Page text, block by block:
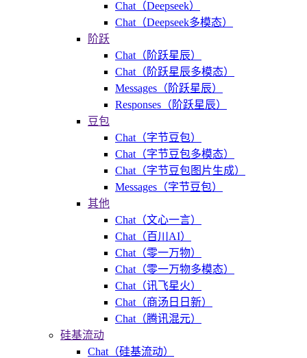
Chat（Deepseek）
Chat（Deepseek多模态）
阶跃
Chat（阶跃星辰）
Chat（阶跃星辰多模态）
Messages（阶跃星辰）
Responses（阶跃星辰）
豆包
Chat（字节豆包）
Chat（字节豆包多模态）
Chat（字节豆包图片生成）
Messages（字节豆包）
其他
Chat（文心一言）
Chat（百川AI）
Chat（零一万物）
Chat（零一万物多模态）
Chat（讯飞星火）
Chat（商汤日日新）
Chat（腾讯混元）
硅基流动
Chat（硅基流动）